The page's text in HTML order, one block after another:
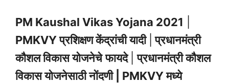
PM Kaushal Vikas Yojana 2021
PMKVY प्रशिक्षण केंद्रांची यादी प्रधानमंत्री
कौशल विकास योजनेचे फायदे |प्रधानमंत्री कौशल
विकास योजनेसाठी नोंदणी | PMKVY मध्ये